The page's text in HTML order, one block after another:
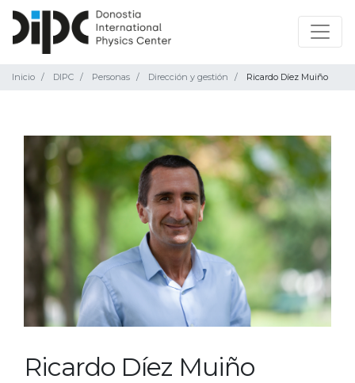
Inicio DIPC Personas Dirección y gestión Ricardo Díez Muiño
Ricardo Díez Muiño